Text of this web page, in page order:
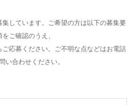
しています。ご希望の方は以下の募集要
をご確認のうえ、
ご応募ください。ご不明な点などはお電話
い合わせください。